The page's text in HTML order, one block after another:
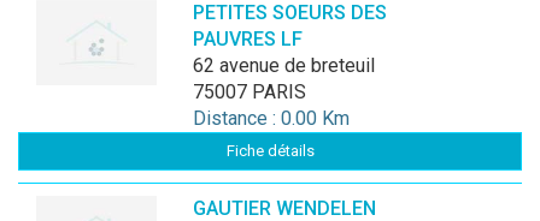
PETITES SOEURS DES
PAUVRES LF
62 avenue de breteuil
75007 PARIS
Distance : 0.00 Km
Fiche détails
GAUTIER WENDELEN